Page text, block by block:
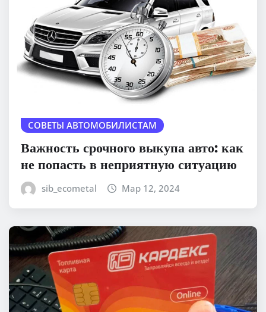
СОВЕТЫ АВТОМОБИЛИСТАМ
Важность срочного выкупа авто: как
не попасть в неприятную ситуацию
sib_ecometal Мар 12, 2024